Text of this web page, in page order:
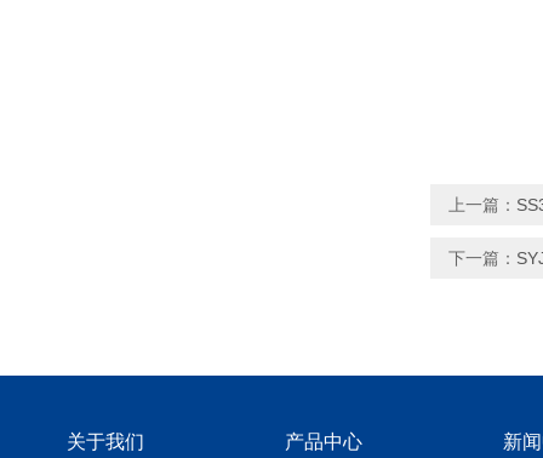
上一篇：
下一篇：
关于我们 产品中心 新